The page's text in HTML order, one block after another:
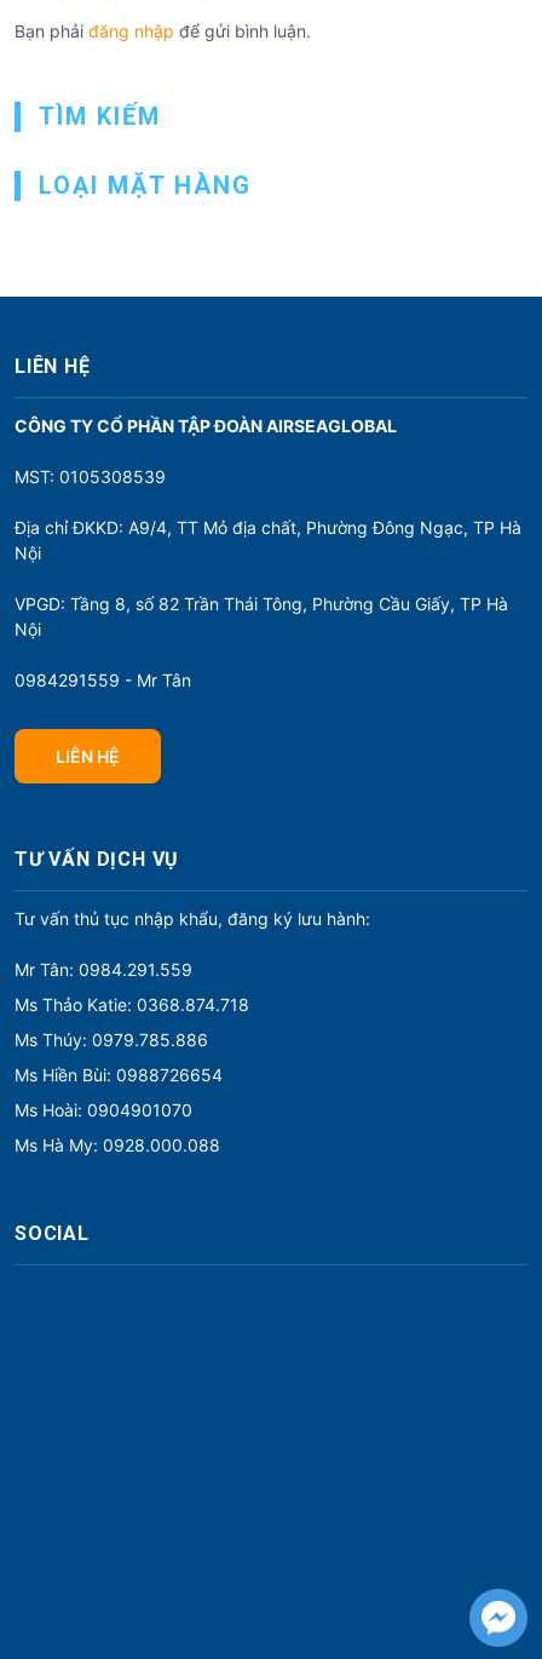
b
i
Bạn phải đăng nhập để gửi bình luận.
TÌM KIẾM
LOẠI MẶT HÀNG
LIÊN HỆ
CÔNG TY CỔ PHẦN TẬP ĐOÀN AIRSEAGLOBAL
MST: 0105308539
Địa chỉ ĐKKD: A9/4, TT Mỏ địa chất, Phường Đông Ngạc, TP Hà
Nội
VPGD: Tầng 8, số 82 Trần Thái Tông, Phường Cầu Giấy, TP Hà
Nội
0984291559 - Mr Tân
LIÊN HỆ
TƯ VẤN DỊCH VỤ
Tư vấn thủ tục nhập khẩu, đăng ký lưu hành:
Mr Tân: 0984.291.559
Ms Thảo Katie: 0368.874.718
Ms Thúy: 0979.785.886
Ms Hiền Bùi: 0988726654
Ms Hoài: 0904901070
Ms Hà My: 0928.000.088
SOCIAL